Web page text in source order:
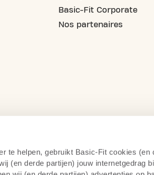
te helpen, gebruikt Basic-Fit cookies (en
(en derde partijen) jouw internetgedrag
Basic-Fit Corporate
Nos partenaires